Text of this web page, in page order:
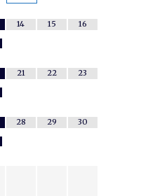
14 15 16
21 22 23
28 29 30